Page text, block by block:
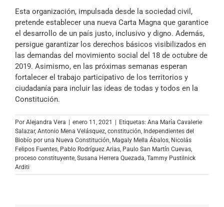
Esta organización, impulsada desde la sociedad civil,
pretende establecer una nueva Carta Magna que garantice
el desarrollo de un país justo, inclusivo y digno. Además,
persigue garantizar los derechos básicos visibilizados en
las demandas del movimiento social del 18 de octubre de
2019. Asimismo, en las próximas semanas esperan
fortalecer el trabajo participativo de los territorios y
ciudadanía para incluir las ideas de todas y todos en la
Constitución.
Por Alejandra Vera enero 11, 2021 Etiquetas: Ana María Cavalerie
Salazar, Antonio Mena Velásquez, constitución, Independientes del
Biobío por una Nueva Constitución, Magaly Mella Ábalos, Nicolás
Felipos Fuentes, Pablo Rodríguez Arias, Paulo San Martín Cuevas,
proceso constituyente, Susana Herrera Quezada, Tammy Pustilnick
Arditi